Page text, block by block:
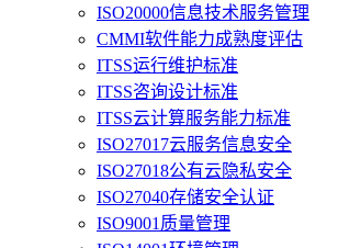
ISO20000信息技术服务管理
CMMI软件能力成熟度评估
ITSS运行维护标准
ITSS咨询设计标准
ITSS云计算服务能力标准
ISO27017云服务信息安全
ISO27018公有云隐私安全
ISO27040存储安全认证
ISO9001质量管理